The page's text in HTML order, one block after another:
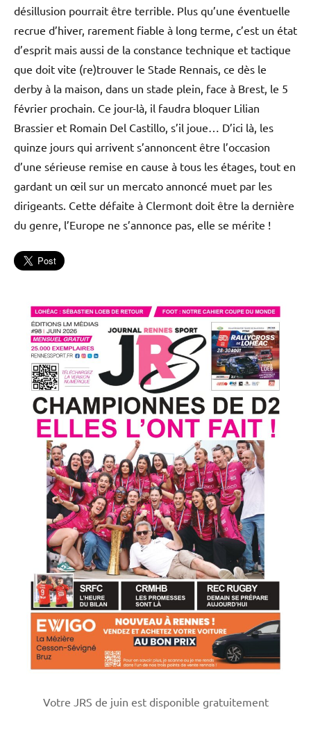
désillusion pourrait être terrible. Plus qu’une éventuelle
recrue d’hiver, rarement fiable à long terme, c’est un état
d’esprit mais aussi de la constance technique et tactique
que doit vite (re)trouver le Stade Rennais, ce dès le
derby à la maison, dans un stade plein, face à Brest, le 5
février prochain. Ce jour-là, il faudra bloquer Lilian
Brassier et Romain Del Castillo, s’il joue… D’ici là, les
quinze jours qui arrivent s’annoncent être l’occasion
d’une sérieuse remise en cause à tous les étages, tout en
gardant un œil sur un mercato annoncé muet par les
dirigeants. Cette défaite à Clermont doit être la dernière
du genre, l’Europe ne s’annonce pas, elle se mérite !
L'actu
Stade
Rennais
FC
Votre JRS de juin est disponible gratuitement